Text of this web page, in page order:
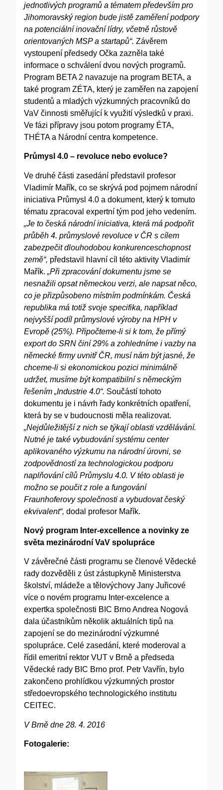
jednotlivých programů a tématem především pro
Jihomoravský region bude jistě zaměření podpory
na potenciální inovační lídry, včetně růstově
orientovaných MSP a startapů“. Závěrem
vystoupení předsedy Očka zazněla také
informace o schválení dvou nových programů.
Program BETA 2 navazuje na program BETA, a
také program ZÉTA, který je zaměřen na zapojení
studentů a mladých výzkumných pracovníků do
VaV činnosti směřující k využití výsledků v praxi.
Ve fázi přípravy jsou potom programy ÉTA,
THÉTA a Národní centra kompetence.
Průmysl 4.0 – revoluce nebo evoluce?
Ve druhé části zasedání představil profesor
Vladimír Mařík, co se skrývá pod pojmem národní
iniciativa Průmysl 4.0 a dokument, který k tomuto
tématu zpracoval expertní tým pod jeho vedením.
„Je to česká národní iniciativa, která má podpořit
průběh 4. průmyslové revoluce v ČR s cílem
zabezpečit dlouhodobou konkurenceschopnost
země“, představil hlavní cíl této aktivity Vladimír
Mařík. „Při zpracování dokumentu jsme se
nesnažili opsat německou verzi, ale napsat něco,
co je přizpůsobeno místním podmínkám. Česká
republika má totiž svoje specifika, například
nejvyšší podíl průmyslové výroby na HPH v
Evropě (25%). Připočteme-li si k tom, že přímý
export do SRN činí 29% a zohledníme i vazby na
německé firmy uvnitř ČR, musí nám být jasné, že
chceme-li si ekonomickou pozici minimálně
udržet, musíme být kompatibilní s německým
řešením „Industrie 4.0“. Součástí tohoto
dokumentu je i návrh řady konkrétních opatření,
která by se v budoucnosti měla realizovat.
„Nejdůležitější z nich se týkají oblasti vzdělávání.
Nutné je také vybudování systému center
aplikovaného výzkumu na národní úrovni, se
zodpovědností za technologickou podporu
naplňování cílů Průmyslu 4.0. V této oblasti je
možno se poučit z role a fungování
Fraunhoferovy společnosti a vybudovat český
ekvivalent“, dodal profesor Mařík.
Nový program Inter-excellence a novinky ze
světa mezinárodní VaV spolupráce
V závěrečné části programu se členové Vědecké
rady dozvěděli z úst zástupkyně Ministerstva
školství, mládeže a tělovýchovy Jany Juřicové
více o novém programu Inter-excelence a
expertka společnosti BIC Brno Andrea Nogová
dala účastníkům několik aktuálních tipů na
zapojení se do mezinárodní výzkumné
spolupráce. Celé zasedání, které moderoval a
řídil emeritní rektor VUT v Brně a předseda
Vědecké rady BIC Brno prof. Petr Vavřín, bylo
zakončeno prohlídkou výzkumných prostor
středoevropského technologického institutu
CEITEC.
V Brně dne 28. 4. 2016
Fotogalerie: